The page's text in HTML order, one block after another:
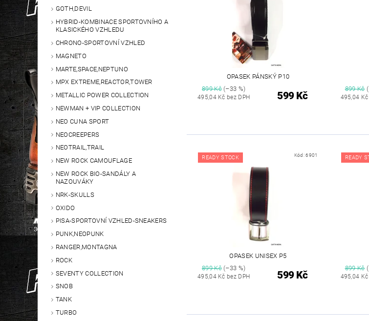
GOTH,DEVIL
HYBRID-KOMBINACE SPORTOVNÍHO A
KLASICKÉHO VZHLEDU
CHRONO-SPORTOVNÍ VZHLED
MAGNETO
MARTE,SPACE,NEPTUNO
MPX EXTREME,REACTOR,TOWER
METALLIC POWER COLLECTION
NEWMAN + VIP COLLECTION
NEO CUNA SPORT
NEOCREEPERS
NEOTRAIL,TRAIL
NEW ROCK CAMOUFLAGE
NEW ROCK BIO-SANDÁLY A
NAZOUVÁKY
NRK-SKULLS
OXIDO
PISA-SPORTOVNÍ VZHLED-SNEAKERS
PUNK,NEOPUNK
RANGER,MONTAGNA
ROCK
SEVENTY COLLECTION
SNOB
TANK
TURBO
OPASEK PÁNSKÝ P10
899 Kč(–33 %)
495,04 Kč bez DPH 599 Kč
899 Kč
495,04 Kč
READY STOCK Kód:6901
OPASEK UNISEX P5
899 Kč(–33 %)
495,04 Kč bez DPH 599 Kč
READY
899 Kč
495,04 Kč